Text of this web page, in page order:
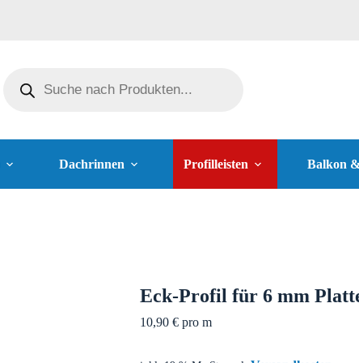
Dachrinnen Profilleisten Balkon
Eck-Profil für 6 mm
10,90 €pro m